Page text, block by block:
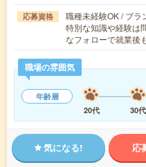
応募資格
職種未経験OK / ブラ
特別な知識や経験は
なフォローで就業後
職場の雰囲気
年齢層
20代
30代
気になる! 応